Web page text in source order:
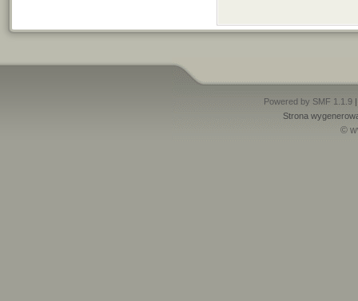
Powered by SMF 1.1.9
Strona
©